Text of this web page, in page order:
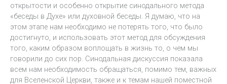
открытости и особенно открытие синодального метода
«беседы в Духе» или духовной беседы. Я думаю, что на
этом этапе нам необходимо не потерять того, что было
достигнуто, и использовать этот метод для обсуждения
того, каким образом воплощать в жизнь то, о чем мы
говорили до сих пор. Синодальная дискуссия показала
всем нам необходимость обращаться, помимо тем, важных
для Вселенской Церкви, также и к темам нашей поместной